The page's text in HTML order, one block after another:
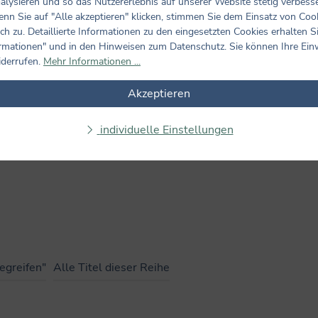
Bewertungen nur in der aktuellen Sprache anzeigen.
Keine Bewertungen gefunden. Teilen Sie Ihre Erfahrungen
Alle Titel dieser Reihe
Sie auf "Alle akzeptieren" klicken, stimmen Sie dem Einsatz von
zu. Detaillierte Informationen zu den eingesetzten Cookies erhalten
und in den Hinweisen zum Datenschutz. Sie können Ihre
Mehr Informationen ...
Akzeptieren
individuelle Einstellungen